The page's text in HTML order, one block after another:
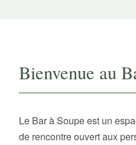
Bienvenue au
Le Bar à Soupe est un
de rencontre ouvert aux